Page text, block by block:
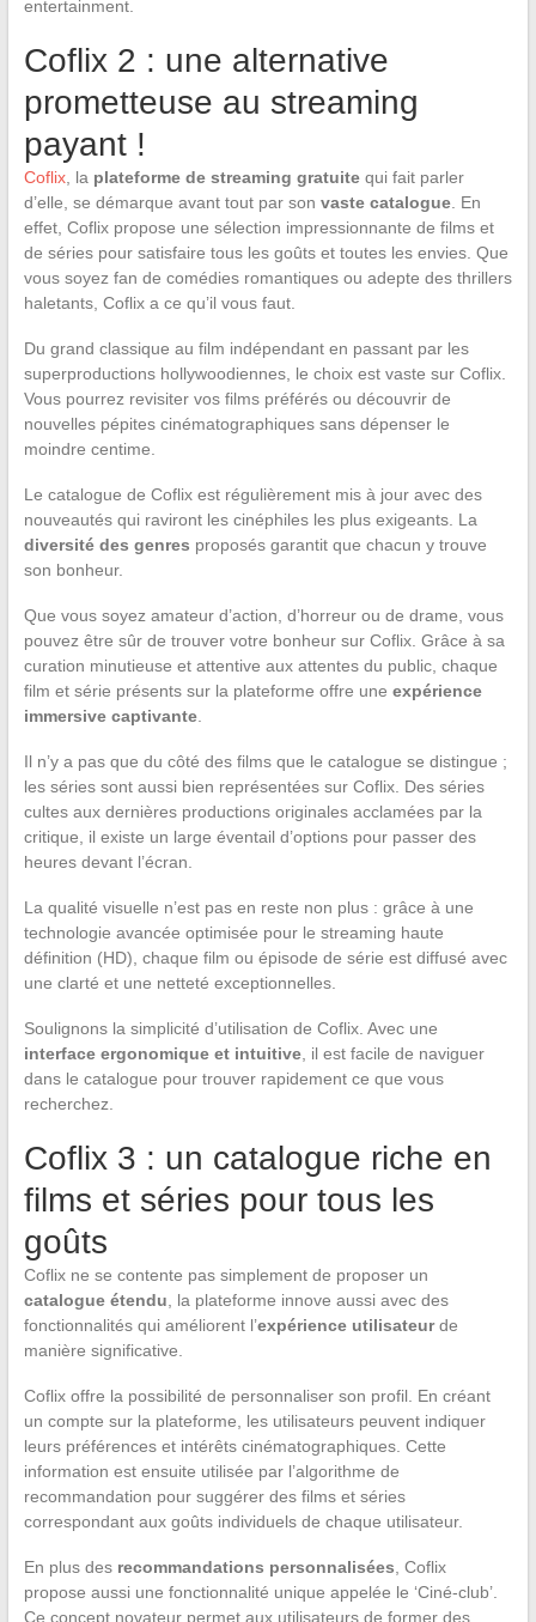
entertainment.
Coflix 2 : une alternative
prometteuse au streaming
payant !
Coflix, la plateforme de streaming gratuitequi fait parler
d’elle, se démarque avant tout par son vaste catalogue. En
effet, Coflix propose une sélection impressionnante de films et
de séries pour satisfaire tous les goûts et toutes les envies. Que
vous soyez fan de comédies romantiques ou adepte des thrillers
haletants, Coflix a ce qu’il vous faut.
Du grand classique au film indépendant en passant par les
superproductions hollywoodiennes, le choix est vaste sur Coflix.
Vous pourrez revisiter vos films préférés ou découvrir de
nouvelles pépites cinématographiques sans dépenser le
moindre centime.
Le catalogue de Coflix est régulièrement mis à jour avec des
nouveautés qui raviront les cinéphiles les plus exigeants. La
diversité des genres proposés garantit que chacun y trouve
son bonheur.
Que vous soyez amateur d’action, d’horreur ou de drame, vous
pouvez être sûr de trouver votre bonheur sur Coflix. Grâce à sa
curation minutieuse et attentive aux attentes du public, chaque
film et série présents sur la plateforme offre une expérience
immersive captivante.
Il n’y a pas que du côté des films que le catalogue se distingue ;
les séries sont aussi bien représentées sur Coflix. Des séries
cultes aux dernières productions originales acclamées par la
critique, il existe un large éventail d’options pour passer des
heures devant l’écran.
La qualité visuelle n’est pas en reste non plus : grâce à une
technologie avancée optimisée pour le streaming haute
définition (HD), chaque film ou épisode de série est diffusé avec
une clarté et une netteté exceptionnelles.
Soulignons la simplicité d’utilisation de Coflix. Avec une
interface ergonomique et intuitive, il est facile de naviguer
dans le catalogue pour trouver rapidement ce que vous
recherchez.
Coflix 3 : un catalogue riche en
films et séries pour tous les
goûts
Coflix ne se contente pas simplement de proposer un
catalogue étendu, la plateforme innove aussi avec des
fonctionnalités qui améliorent l’expérience utilisateurde
manière significative.
Coflix offre la possibilité de personnaliser son profil. En créant
un compte sur la plateforme, les utilisateurs peuvent indiquer
leurs préférences et intérêts cinématographiques. Cette
information est ensuite utilisée par l’algorithme de
recommandation pour suggérer des films et séries
correspondant aux goûts individuels de chaque utilisateur.
En plus des recommandations personnalisées, Coflix
propose aussi une fonctionnalité unique appelée le ‘Ciné-club’.
Ce concept novateur permet aux utilisateurs de former des